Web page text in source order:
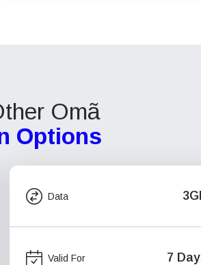
Omã
Options
Data
Valid For 7